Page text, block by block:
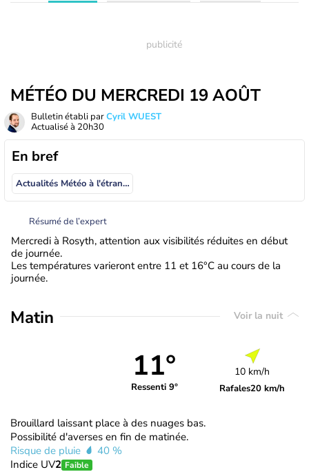
MÉTÉO DU MERCREDI 19 AOÛT
Bulletin établi parCyril WUEST
Actualisé à 20h30
En bref
Actualités Météo à l'étranger
Résumé de l’expert
Mercredi à Rosyth, attention aux visibilités réduites en début
de journée.
Les températures varieront entre 11 et 16°C au cours de la
journée.
Matin Voir la nuit
11°
Ressenti 9°
10 km/h
Rafales20 km/h
Brouillard laissant place à des nuages bas.
Possibilité d'averses en fin de matinée.
Risque de pluie
40 %
Indice UV2 Faible